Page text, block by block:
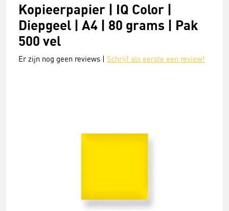
Kopieerpapier | IQ Color |
Diepgeel | A4 | 80 grams | Pak
500 vel
Er zijn nog geen reviews | Schrijf als eerste een review!